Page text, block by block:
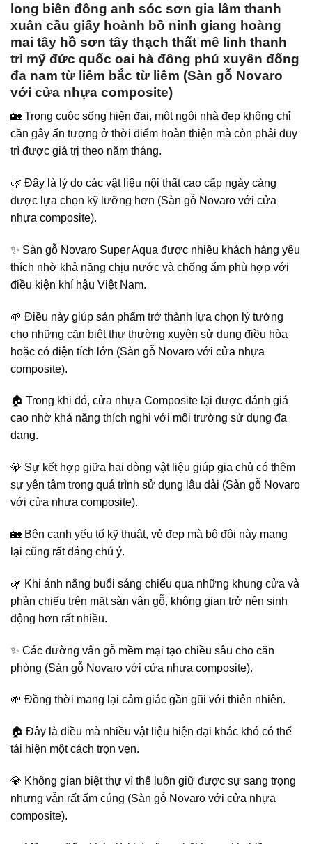
long biên đông anh sóc sơn gia lâm thanh
xuân cầu giấy hoành bồ ninh giang hoàng
mai tây hồ sơn tây thạch thất mê linh thanh
trì mỹ đức quốc oai hà đông phú xuyên đống
đa nam từ liêm bắc từ liêm (Sàn gỗ Novaro
với cửa nhựa composite)
🏡 Trong cuộc sống hiện đại, một ngôi nhà đẹp không chỉ
cần gây ấn tượng ở thời điểm hoàn thiện mà còn phải duy
trì được giá trị theo năm tháng.
🌿 Đây là lý do các vật liệu nội thất cao cấp ngày càng
được lựa chọn kỹ lưỡng hơn (Sàn gỗ Novaro với cửa
nhựa composite).
✨ Sàn gỗ Novaro Super Aqua được nhiều khách hàng yêu
thích nhờ khả năng chịu nước và chống ẩm phù hợp với
điều kiện khí hậu Việt Nam.
🌱 Điều này giúp sản phẩm trở thành lựa chọn lý tưởng
cho những căn biệt thự thường xuyên sử dụng điều hòa
hoặc có diện tích lớn (Sàn gỗ Novaro với cửa nhựa
composite).
🏠 Trong khi đó, cửa nhựa Composite lại được đánh giá
cao nhờ khả năng thích nghi với môi trường sử dụng đa
dạng.
💎 Sự kết hợp giữa hai dòng vật liệu giúp gia chủ có thêm
sự yên tâm trong quá trình sử dụng lâu dài (Sàn gỗ Novaro
với cửa nhựa composite).
🏡 Bên cạnh yếu tố kỹ thuật, vẻ đẹp mà bộ đôi này mang
lại cũng rất đáng chú ý.
🌿 Khi ánh nắng buổi sáng chiếu qua những khung cửa và
phản chiếu trên mặt sàn vân gỗ, không gian trở nên sinh
động hơn rất nhiều.
✨ Các đường vân gỗ mềm mại tạo chiều sâu cho căn
phòng (Sàn gỗ Novaro với cửa nhựa composite).
🌱 Đồng thời mang lại cảm giác gần gũi với thiên nhiên.
🏠 Đây là điều mà nhiều vật liệu hiện đại khác khó có thể
tái hiện một cách trọn vẹn.
💎 Không gian biệt thự vì thế luôn giữ được sự sang trọng
nhưng vẫn rất ấm cúng (Sàn gỗ Novaro với cửa nhựa
composite).